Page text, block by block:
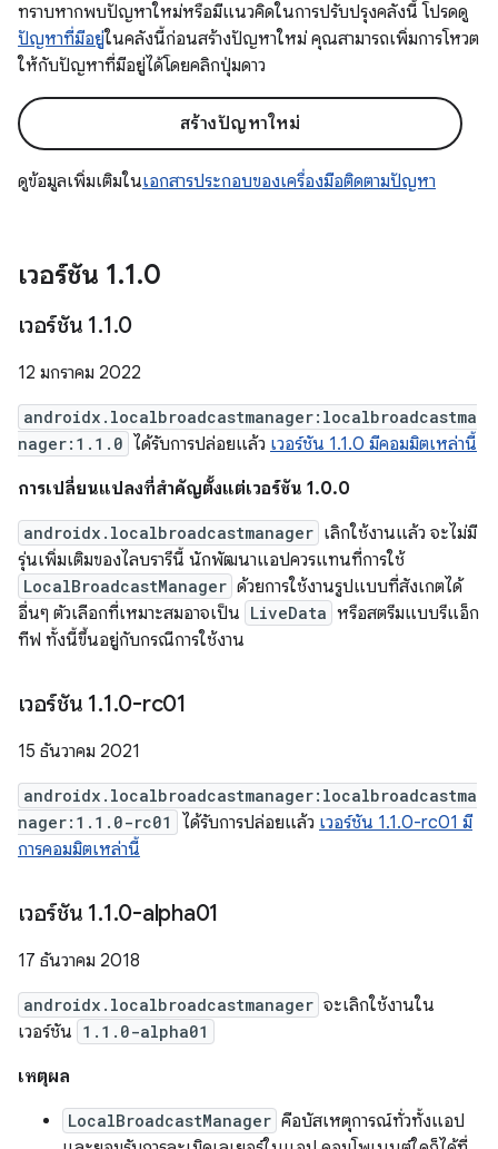
ทราบหากพบปัญหาใหม่หรือมีแนวคิดในการปรับปรุงคลังนี้ โปรดดู
ปัญหาที่มีอยู่ในคลังนี้ก่อนสร้างปัญหาใหม่ คุณสามารถเพิ่มการโหวต
ให้กับปัญหาที่มีอยู่ได้โดยคลิกปุ่มดาว
สร้างปัญหาใหม่
ดูข้อมูลเพิ่มเติมในเอกสารประกอบของเครื่องมือติดตามปัญหา
เวอร์ชัน 1.1.0
เวอร์ชัน 1.1.0
12 มกราคม 2022
androidx.localbroadcastmanager:localbroadcastma
nager:1.1.0 ได้รับการปล่อยแล้ว เวอร์ชัน 1.1.0 มีคอมมิตเหล่านี้
การเปลี่ยนแปลงที่สําคัญตั้งแต่เวอร์ชัน 1.0.0
androidx.localbroadcastmanager เลิกใช้งานแล้ว จะไม่มี
รุ่นเพิ่มเติมของไลบรารีนี้ นักพัฒนาแอปควรแทนที่การใช้
LocalBroadcastManager ด้วยการใช้งานรูปแบบที่สังเกตได้
อื่นๆ ตัวเลือกที่เหมาะสมอาจเป็น LiveData หรือสตรีมแบบรีแอ็ก
ทีฟ ทั้งนี้ขึ้นอยู่กับกรณีการใช้งาน
เวอร์ชัน 1.1.0-rc01
15 ธันวาคม 2021
androidx.localbroadcastmanager:localbroadcastma
nager:1.1.0-rc01
ได้รับการปล่อยแล้ว เวอร์ชัน 1.1.0-rc01 มี
การคอมมิตเหล่านี้
เวอร์ชัน 1.1.0-alpha01
17 ธันวาคม 2018
androidx.localbroadcastmanager จะเลิกใช้งานใน
เวอร์ชัน 1.1.0-alpha01
เหตุผล
LocalBroadcastManager คือบัสเหตุการณ์ทั่วทั้งแอป